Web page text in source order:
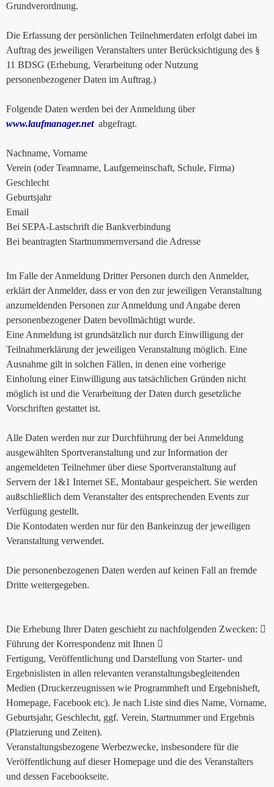
Grundverordnung.
Die Erfassung der persönlichen Teilnehmerdaten erfolgt dabei im
Auftrag des jeweiligen Veranstalters unter Berücksichtigung des §
11 BDSG (Erhebung, Verarbeitung oder Nutzung
personenbezogener Daten im Auftrag.)
Folgende Daten werden bei der Anmeldung über
www.laufmanager.netabgefragt.
Nachname, Vorname
Verein (oder Teamname, Laufgemeinschaft, Schule, Firma)
Geschlecht
Geburtsjahr
Email
Bei SEPA-Lastschrift die Bankverbindung
Bei beantragten Startnummernversand die Adresse
Im Falle der Anmeldung Dritter Personen durch den Anmelder,
erklärt der Anmelder, dass er von den zur jeweiligen Veranstaltung
anzumeldenden Personen zur Anmeldung und Angabe deren
personenbezogener Daten bevollmächtigt wurde.
Eine Anmeldung ist grundsätzlich nur durch Einwilligung der
Teilnahmerklärung der jeweiligen Veranstaltung möglich. Eine
Ausnahme gilt in solchen Fällen, in denen eine vorherige
Einholung einer Einwilligung aus tatsächlichen Gründen nicht
möglich ist und die Verarbeitung der Daten durch gesetzliche
Vorschriften gestattet ist.
Alle Daten werden nur zur Durchführung der bei Anmeldung
ausgewählten Sportveranstaltung und zur Information der
angemeldeten Teilnehmer über diese Sportveranstaltung auf
Servern der 1&1 Internet SE, Montabaur gespeichert. Sie werden
außschließlich dem Veranstalter des entsprechenden Events zur
Verfügung gestellt.
Die Kontodaten werden nur für den Bankeinzug der jeweiligen
Veranstaltung verwendet.
Die personenbezogenen Daten werden auf keinen Fall an fremde
Dritte weitergegeben.
Die Erhebung Ihrer Daten geschieht zu nachfolgenden Zwecken: 
Führung der Korrespondenz mit Ihnen 
Fertigung, Veröffentlichung und Darstellung von Starter- und
Ergebnislisten in allen relevanten veranstaltungsbegleitenden
Medien (Druckerzeugnissen wie Programmheft und Ergebnisheft,
Homepage, Facebook etc). Je nach Liste sind dies Name, Vorname,
Geburtsjahr, Geschlecht, ggf. Verein, Startnummer und Ergebnis
(Platzierung und Zeiten).
Veranstaltungsbezogene Werbezwecke, insbesondere für die
Veröffentlichung auf dieser Homepage und die des Veranstalters
und dessen Facebookseite.